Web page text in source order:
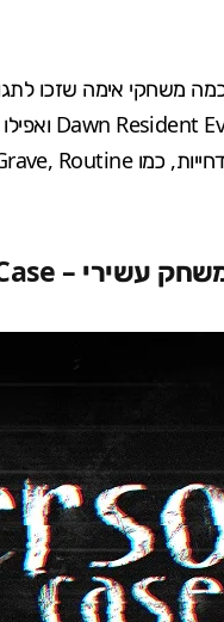
משחקי אימה שזכו
Dawn Resident
עשירי –